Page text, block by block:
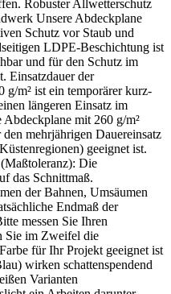
Robuster Allwetterschutz
Unsere Abdeckplane
Schutz vor Staub und
LDPE-Beschichtung ist
und für den Schutz im
Einsatzdauer der
g/m² ist ein temporärer kurz-
längeren Einsatz im
mit 260 g/m²
mehrjährigen Dauereinsatz
geeignet ist.
Die
das Schnittmaß.
der Bahnen, Umsäumen
Endmaß der
messen Sie Ihren
Sie im Zweifel die
für Ihr Projekt geeignet ist
wirken schattenspendend
Varianten